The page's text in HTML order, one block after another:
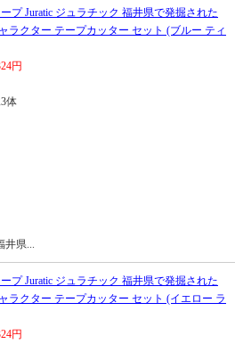
プ Juratic ジュラチック 福井県で発掘された
ラクター テープカッター セット (ブルー ティ
円
体
井県...
プ Juratic ジュラチック 福井県で発掘された
ラクター テープカッター セット (イエロー ラ
円